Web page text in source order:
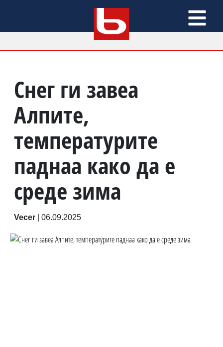
Снег ги завеа
Алпите,
температурите
паднаа како да е
среде зима
Vecer 06.09.2025